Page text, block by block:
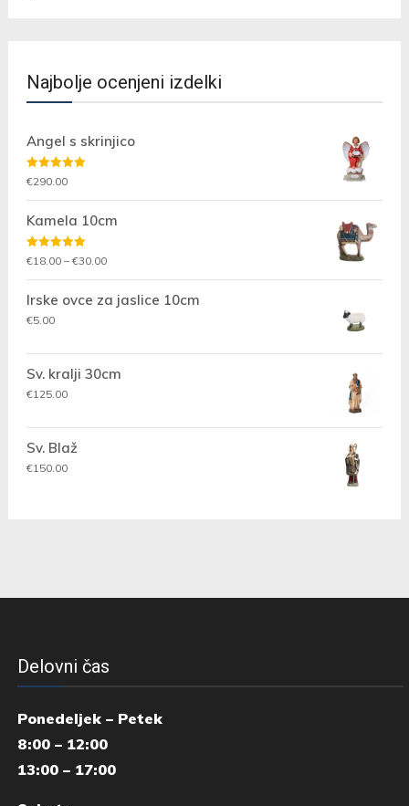
Najbolje ocenjeni izdelki
Angel s skrinjico
Ocenjeno
5.00 od 5
€290.00
Kamela 10cm
Ocenjeno
5.00od 5
€18.00 – €30.00Cenovni
razpon:
od
€30.00
Irske ovce za jaslice 10cm
€5.00
Sv. kralji 30cm
€125.00
Sv. Blaž
€150.00
Delovni čas
Ponedeljek – Petek
8:00 – 12:00
13:00 – 17:00